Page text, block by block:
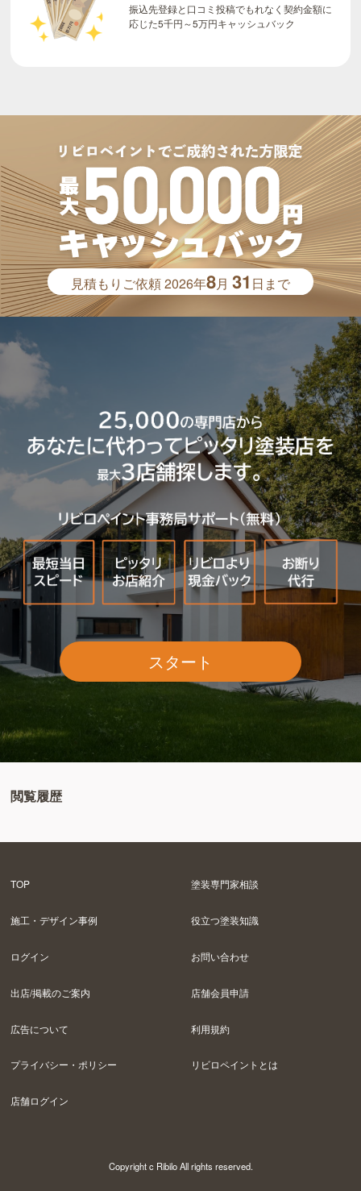
振込先登録と口コミ投稿でもれなく契約金額に
応じた5千円～5万円キャッシュバック
見積もりご依頼2026年8月31 日まで
スタート
閲覧履歴
TOP 塗装専門家相談
施工・デザイン事例 役立つ塗装知識
ログイン お問い合わせ
出店/掲載のご案内 店舗会員申請
広告について 利用規約
プライバシー・ポリシー リビロペイントとは
店舗ログイン
Copyright c Ribilo All rights reserved.